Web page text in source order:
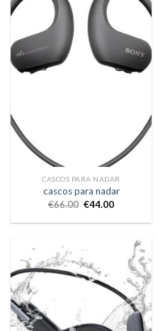
CASCOS PARA NADAR
cascos para nadar
€66.00 €44.00